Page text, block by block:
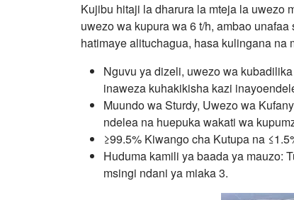
Kujibu hitaji la dharura la mteja la uwezo
uwezo wa kupura wa 6 t/h, ambao
hatimaye alituchagua, hasa kulingana na
Nguvu ya dizeli, uwezo wa
inaweza kuhakikisha kazi
Muundo wa Sturdy, Uwezo wa
ndelea na huepuka wakati wa
≥99.5% Kiwango cha Kutupa na
Huduma kamili ya baada ya mauzo:
msingi ndani ya miaka 3.